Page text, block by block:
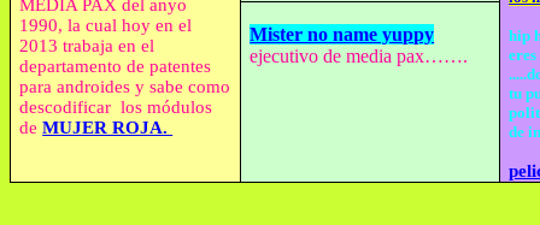
MEDIA PAX del anyo
1990, la cual hoy en el
2013 trabaja en el
departamento de patentes
para androides y sabe como
descodificar los módulos
deMUJER ROJA.
hip
tu
de
Mister no name yuppy
ejecutivo de media pax…….